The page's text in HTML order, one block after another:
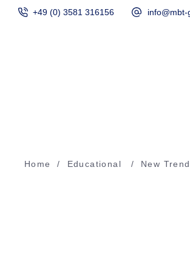
+49 (0) 3581 316156
Home / Educational / New